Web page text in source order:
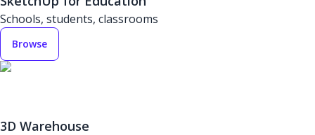
Schools, students, classrooms
Browse
3D Warehouse